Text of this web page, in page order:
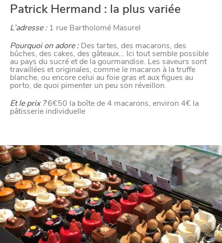
Patrick Hermand : la plus variée
L’adresse :1 rue Bartholomé Masurel
Pourquoi on adore :Des tartes, des macarons, des
bûches, des cakes, des gâteaux… Ici tout semble possible
au pays du sucré et de la gourmandise. Les saveurs sont
travaillées et originales, comme le macaron à la truffe
blanche, ou encore celui au foie gras et aux figues au
porto, de quoi pimenter un peu son réveillon.
Et le prix ?6€50 la boîte de 4 macarons, environ 4€ la
pâtisserie individuelle